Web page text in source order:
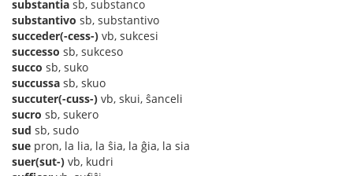
substantia sb, substanco
substantivo sb, substantivo
succeder(-cess-) vb, sukcesi
successo sb, sukceso
succo sb, suko
succussa sb, skuo
succuter(-cuss-) vb, skui, ŝanceli
sucro sb, sukero
sud sb, sudo
sue pron, la lia, la ŝia, la ĝia, la sia
suer(sut-) vb, kudri